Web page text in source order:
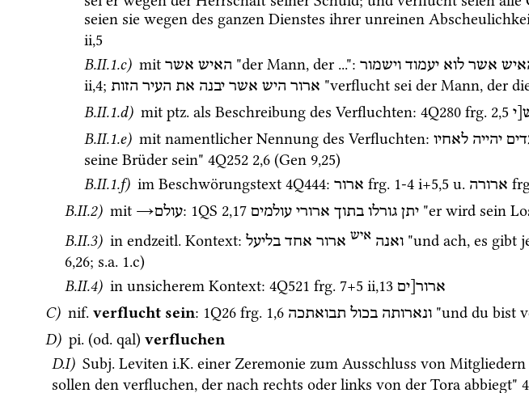
seien sie wegen des ganzen Dienstes ihrer unreinen
ii,5
B.II.1.c) mit האיש אשר "der Mann, der ...": אשר לוא יעמוד וישמור
ii,4; ארור היש אשר יבנה את העיר הזות "verflucht sei der Mann, der
B.II.1.d) mit ptz. als Beschreibung des Verfluchten: 4Q280 frg. 2,5
B.II.1.e) mit namentlicher Nennung des Verfluchten: יהייה לאחיו
seine Brüder sein" 4Q252 2,6 (Gen 9,25)
B.II.1.f) im Beschwörungstext 4Q444: ארור frg. 1-4 i+5,5 u. ארורה
B.II.2) mit →עולם: 1QS 2,17 יתן גורלו בתוך ארורי עולמים
"er wird sein
B.II.3) in endzeitl. Kontext: ואנה איש ארור אחד בליעל "und ach, es gibt
6,26; s.a. 1.c)
B.II.4) in unsicherem Kontext: 4Q521 frg. 7+5 ii,13 ארור[ים
C) nif. verflucht sein: 1Q26 frg. 1,6 ונארותה בכול תבואתכה
"und du bist
D) pi. (od. qal) verfluchen
D.I) Subj. Leviten i.K. einer Zeremonie zum Ausschluss von
sollen den verfluchen, der nach rechts oder links von der Tora abbiegt"